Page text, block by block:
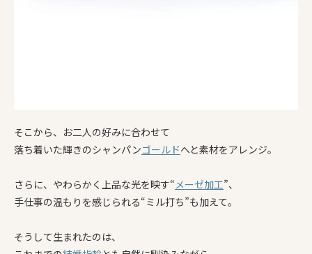
そこから、お二人の好みに合わせて
落ち着いた輝きのシャンパンゴールドへと素材をアレンジ。
さらに、やわらかく上品な光を映す“メーゼ加工”、
手仕事の温もりを感じられる“ミル打ち”も加えて。
そうして生まれたのは、